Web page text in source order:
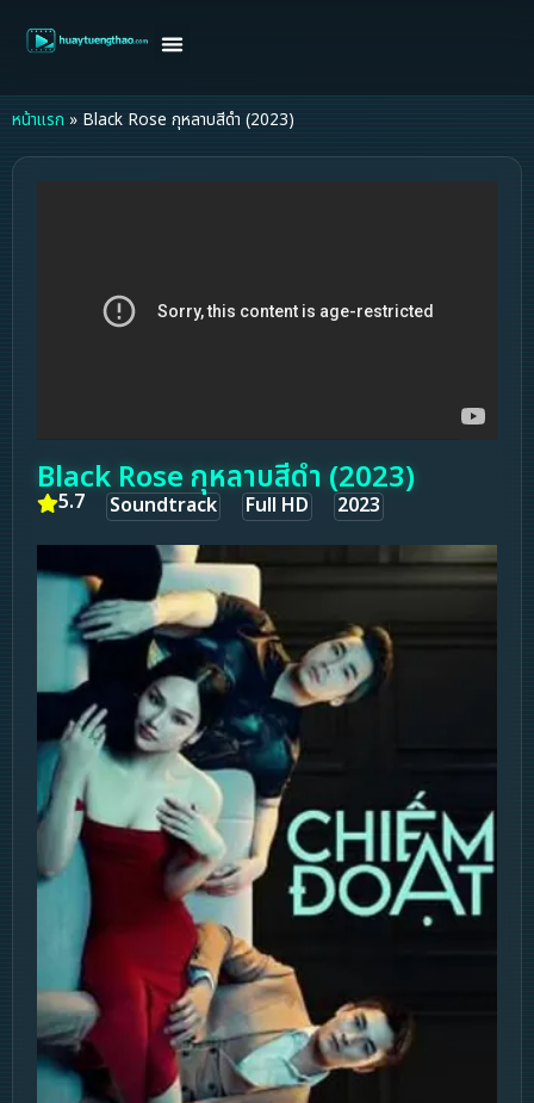
หน้าแรก » Black Rose กุหลาบสีดำ (2023)
Black Rose กุหลาบสีดำ (2023)
5.7 Soundtrack Full HD 2023